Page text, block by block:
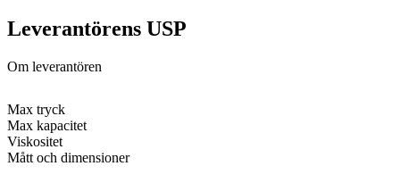
Leverantörens USP
Om leverantören
Max tryck
Max kapacitet
Viskositet
Mått och dimensioner